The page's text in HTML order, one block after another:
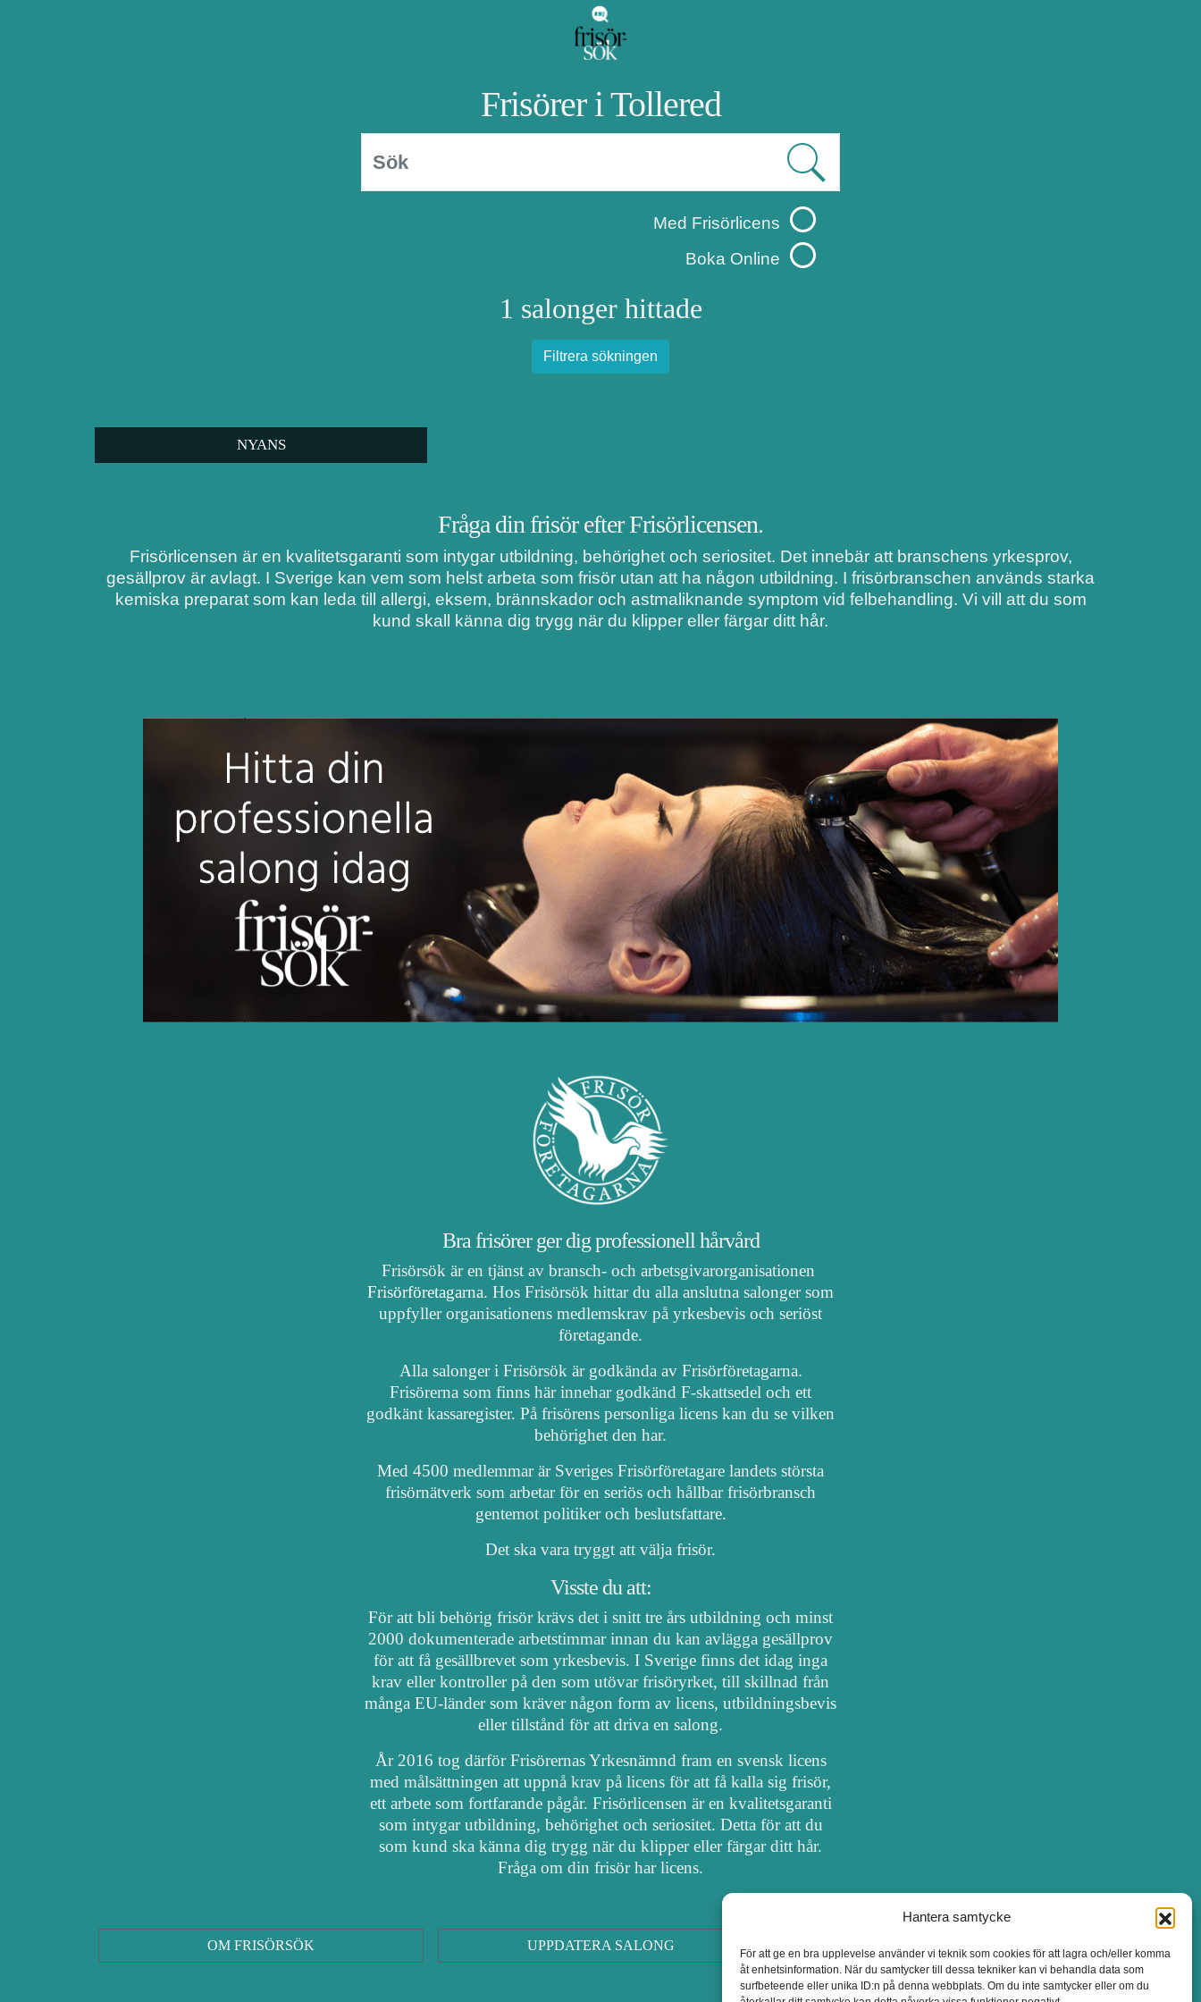
Hantera samtycke
För att ge en bra upplevelse använder vi teknik som cookies för att lagra och/eller komma
åt enhetsinformation. När du samtycker till dessa tekniker kan vi behandla data som
surfbeteende eller unika ID:n på denna webbplats. Om du inte samtycker eller om du
Frisörer i Tollered
Med Frisörlicens
Boka Online
1 salonger hittade
Filtrera sökningen
NYANS
Fråga din frisör efter Frisörlicensen.
Frisörlicensen är en kvalitetsgaranti som intygar utbildning, behörighet och seriositet. Det innebär att branschens yrkesprov,
gesällprov är avlagt. I Sverige kan vem som helst arbeta som frisör utan att ha någon utbildning. I frisörbranschen används starka
kemiska preparat som kan leda till allergi, eksem, brännskador och astmaliknande symptom vid felbehandling. Vi vill att du som
kund skall känna dig trygg när du klipper eller färgar ditt hår.
Bra frisörer ger dig professionell hårvård
Frisörsök är en tjänst av bransch- och arbetsgivarorganisationen
Frisörföretagarna. Hos Frisörsök hittar du alla anslutna salonger som
uppfyller organisationens medlemskrav på yrkesbevis och seriöst
företagande.
Alla salonger i Frisörsök är godkända av Frisörföretagarna.
Frisörerna som finns här innehar godkänd F-skattsedel och ett
godkänt kassaregister. På frisörens personliga licens kan du se vilken
behörighet den har.
Med 4500 medlemmar är Sveriges Frisörföretagare landets största
frisörnätverk som arbetar för en seriös och hållbar frisörbransch
gentemot politiker och beslutsfattare.
Det ska vara tryggt att välja frisör.
Visste du att:
För att bli behörig frisör krävs det i snitt tre års utbildning och minst
2000 dokumenterade arbetstimmar innan du kan avlägga gesällprov
för att få gesällbrevet som yrkesbevis. I Sverige finns det idag inga
krav eller kontroller på den som utövar frisöryrket, till skillnad från
många EU-länder som kräver någon form av licens, utbildningsbevis
eller tillstånd för att driva en salong.
År 2016 tog därför Frisörernas Yrkesnämnd fram en svensk licens
med målsättningen att uppnå krav på licens för att få kalla sig frisör,
ett arbete som fortfarande pågår. Frisörlicensen är en kvalitetsgaranti
som intygar utbildning, behörighet och seriositet. Detta för att du
som kund ska känna dig trygg när du klipper eller färgar ditt hår.
Fråga om din frisör har licens.
OM FRISÖRSÖK UPPDATERA SALONG